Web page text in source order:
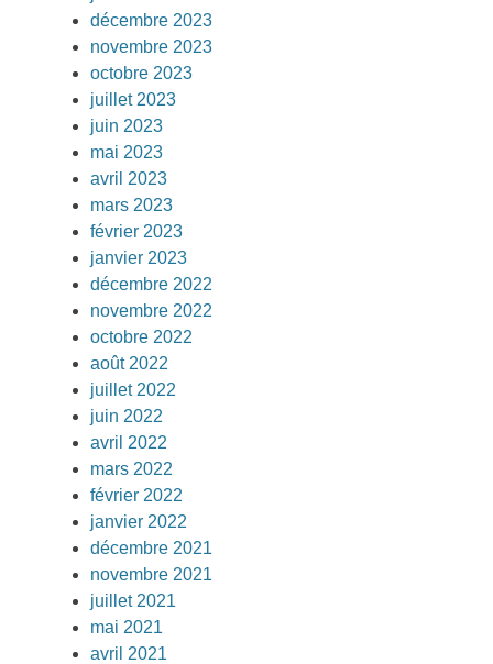
décembre 2023
novembre 2023
octobre 2023
juillet 2023
juin 2023
mai 2023
avril 2023
mars 2023
février 2023
janvier 2023
décembre 2022
novembre 2022
octobre 2022
août 2022
juillet 2022
juin 2022
avril 2022
mars 2022
février 2022
janvier 2022
décembre 2021
novembre 2021
juillet 2021
mai 2021
avril 2021